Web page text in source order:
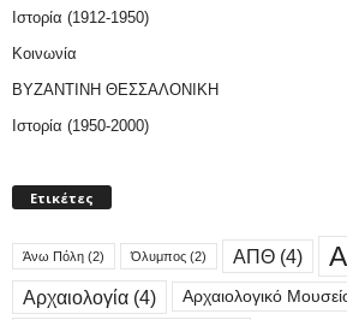
Ιστορία (1912-1950)
Κοινωνία
ΒΥΖΑΝΤΙΝΗ ΘΕΣΣΑΛΟΝΙΚΗ
Ιστορία (1950-2000)
Ετικέτες
Άνω Πόλη (2) Όλυμπος (2) ΑΠΘ (4)
Αρχαιολογία (4) Αρχαιολογικό